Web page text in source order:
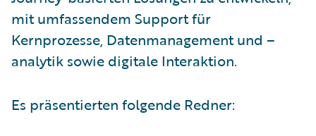
mit umfassendem Support für
Kernprozesse, Datenmanagement und –
analytik sowie digitale Interaktion.
Es präsentierten folgende Redner: